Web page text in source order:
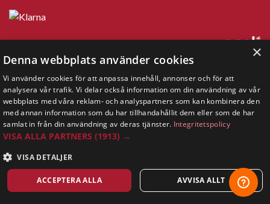
Evästeet
×
Denna webbplats använder cookies
Vi använder cookies för att anpassa innehåll, annonser och för att
analysera vår trafik. Vi delar också information om din användning av vår
webbplats med våra reklam- och analyspartners som kan kombinera den
med annan information som du har tillhandahållit dem eller som de har
samlat in från din användning av deras tjänster. Integritetspolicy
VISA ALLA PARTNERS (1913) →
VISA DETALJER
ACCEPTERA ALLA AVVISA ALLT